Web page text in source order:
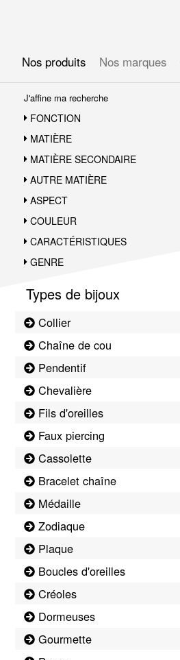
Nos produits Nos marques
J'affine ma recherche
FONCTION
MATIÈRE
MATIÈRE SECONDAIRE
AUTRE MATIÈRE
ASPECT
COULEUR
CARACTÉRISTIQUES
GENRE
Types de bijoux
Collier
Chaîne de cou
Pendentif
Chevalière
Fils d'oreilles
Faux piercing
Cassolette
Bracelet chaîne
Médaille
Zodiaque
Plaque
Boucles d'oreilles
Créoles
Dormeuses
Gourmette